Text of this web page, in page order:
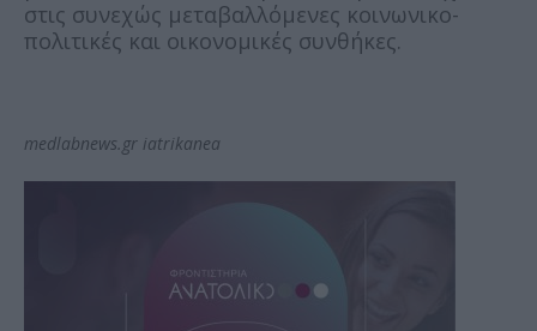
στις συνεχώς μεταβαλλόμενες κοινωνικο-
πολιτικές και οικονομικές συνθήκες.
medlabnews.gr iatrikanea